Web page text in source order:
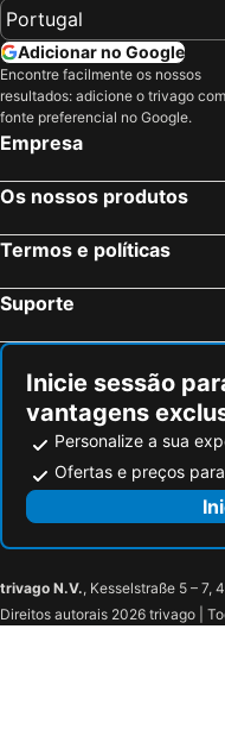
Adicionar no Google
Encontre facilmente os nossos
resultados: adicione o trivago
fonte preferencial no Google.
Empresa
Os nossos produtos
Termos e políticas
Suporte
Inicie sessão
vantagens
Personalize a sua
Ofertas e preços
trivago N.V., Kesselstraße 5 – 7,
Direitos autorais 2026 trivago |